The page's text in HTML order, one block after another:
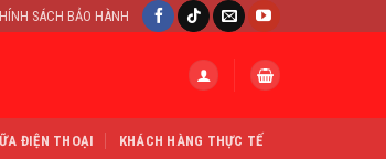
SÁCH BẢO HÀNH
ĐIỆN THOẠI KHÁCH HÀNG THỰC TẾ